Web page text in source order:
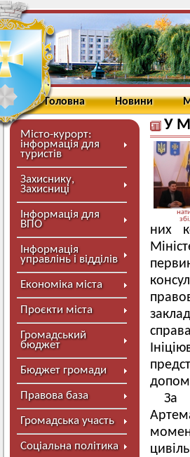
Головна Новини
Місто-курорт:
інформація для
туристів
Захиснику,
Захисниці
Інформація для
ВПО
Інформація
управлінь і відділів
Економіка міста
Проєкти міста
Громадський
бюджет
Бюджет громади
Правова база
Громадська участь
Соціальна політика
У
них
За